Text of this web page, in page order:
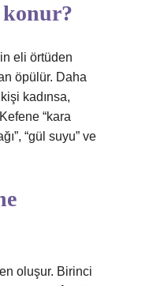
eli örtüden
öpülür. Daha
kadınsa,
“kara
“gül suyu” ve
oluşur. Birinci